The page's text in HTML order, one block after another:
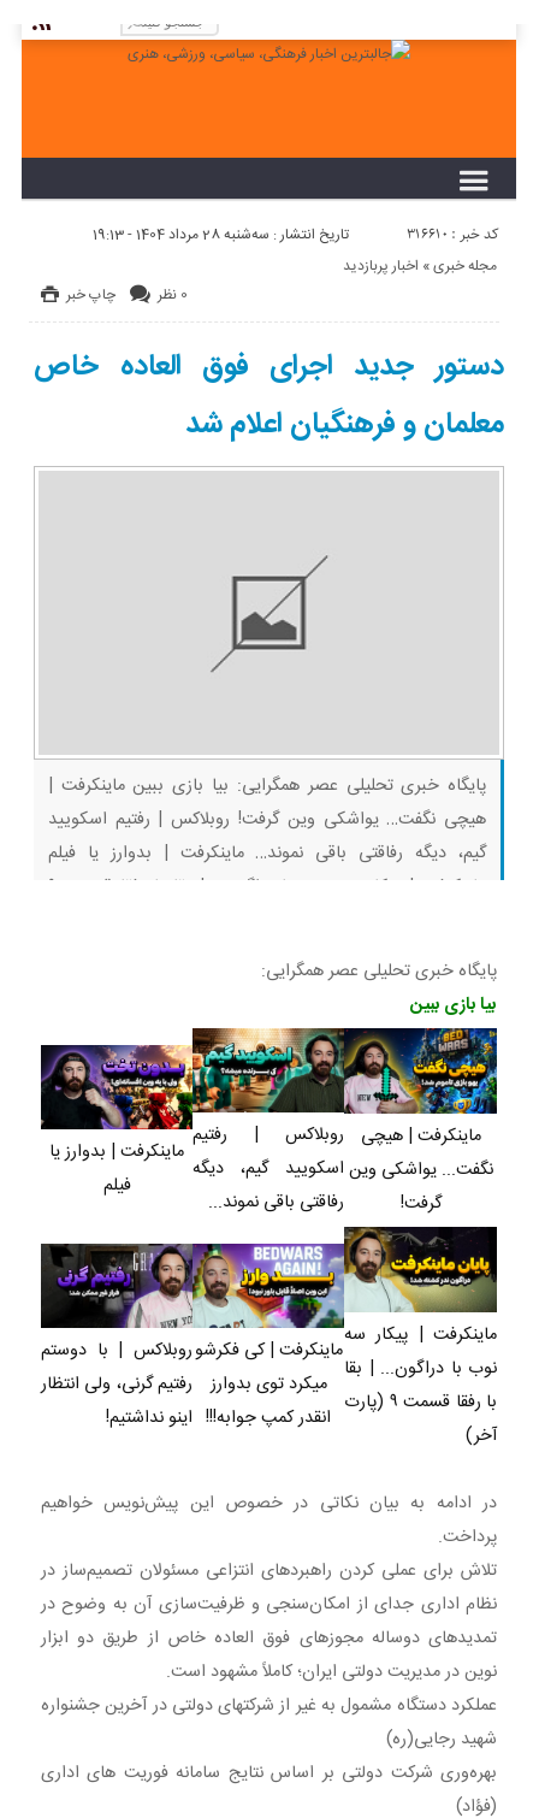
برويد و منوي خود را ايجاد كنيد!
کد خبر : 316610 تاریخ انتشار : سه‌شنبه 28 مرداد 1404 - 19:13
چاپ خبر 0 نظر
اخبار پربازدید «مجله خبری
دستور جدید اجرای فوق العاده خاص
معلمان و فرهنگیان اعلام شد
پایگاه خبری تحلیلی عصر همگرایی: بیا بازی ببین ماینکرفت |
هیچی نگفت… یواشکی وین گرفت! روبلاکس | رفتیم اسکویید
گیم، دیگه رفاقتی باقی نموند… ماینکرفت | بدوارز یا فیلم
ماینکرفت | پیکار سه نوب با دراگون… | بقا با رفقا قسمت ۹
جوابه!!! روبلاکس
پایگاه خبری تحلیلی عصر همگرایی:
بیا بازی ببین
ماینکرفت | هیچی
نگفت... یواشکی وین
گرفت!
روبلاکس | رفتیم
اسکویید گیم، دیگه
رفاقتی باقی نموند...
ماینکرفت | بدوارز یا
فیلم
ماینکرفت | پیکار سه
نوب با دراگون... | بقا
با رفقا قسمت ۹ (پارت
آخر)
ماینکرفت | کی فکرشو
میکرد توی بدوارز
انقدر کمپ جوابه!!!
روبلاکس | با دوستم
رفتیم گرنی، ولی انتظار
اینو نداشتیم!
در ادامه به بیان نکاتی در خصوص این پیش‌نویس خواهیم
پرداخت.
تلاش برای عملی کردن راهبردهای انتزاعی مسئولان تصمیم‌ساز در
نظام اداری جدای از امکان‌سنجی و ظرفیت‌سازی آن به وضوح در
تمدیدهای دوساله مجوزهای فوق العاده خاص از طریق دو ابزار
نوین در مدیریت دولتی ایران؛ کاملاً مشهود است.
عملکرد دستگاه مشمول به غیر از شرکتهای دولتی در آخرین جشنواره
شهید رجایی(ره)
بهره‌وری شرکت دولتی بر اساس نتایج سامانه فوریت های اداری
(فؤاد)